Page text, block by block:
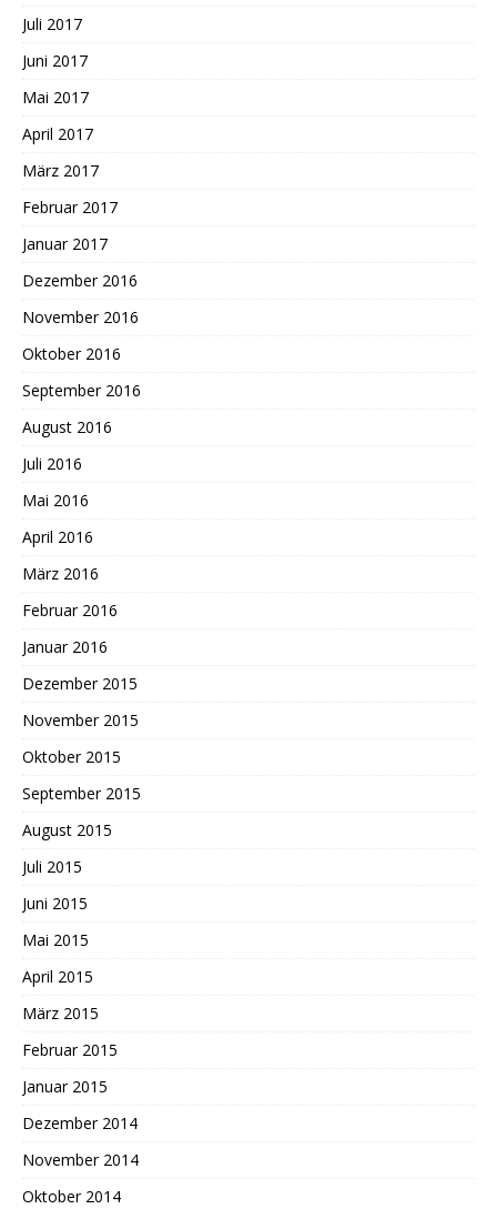
Juli 2017
Juni 2017
Mai 2017
April 2017
März 2017
Februar 2017
Januar 2017
Dezember 2016
November 2016
Oktober 2016
September 2016
August 2016
Juli 2016
Mai 2016
April 2016
März 2016
Februar 2016
Januar 2016
Dezember 2015
November 2015
Oktober 2015
September 2015
August 2015
Juli 2015
Juni 2015
Mai 2015
April 2015
März 2015
Februar 2015
Januar 2015
Dezember 2014
November 2014
Oktober 2014